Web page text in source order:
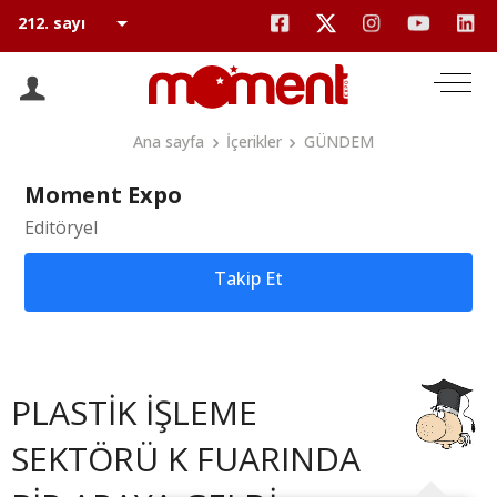
Ana sayfa İçerikler GÜNDEM
Moment Expo
Editöryel
Takip Et
PLASTİK İŞLEME
SEKTÖRÜ K FUARINDA